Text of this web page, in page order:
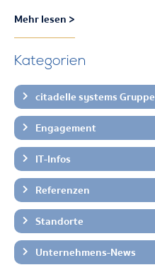
Mehr lesen >
Kategorien
citadelle systems Gruppe
Engagement
IT-Infos
Referenzen
Standorte
Unternehmens-News